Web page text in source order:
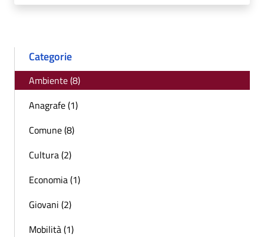
Categorie
Ambiente (8)
Anagrafe (1)
Comune (8)
Cultura (2)
Economia (1)
Giovani (2)
Mobilità (1)